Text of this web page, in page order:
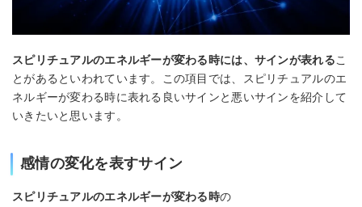
スピリチュアルのエネルギーが変わる時には、サインが表れるこ
とがあるといわれています。この項目では、スピリチュアルのエ
ネルギーが変わる時に表れる良いサインと悪いサインを紹介して
いきたいと思います。
感情の変化を表すサイン
スピリチュアルのエネルギーが変わる時の